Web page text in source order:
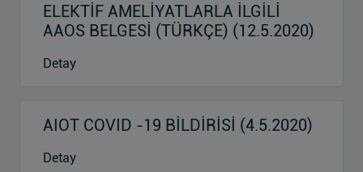
ELEKTİF AMELİYATLARLA İLGİLİ
AAOS BELGESİ (TÜRKÇE) (12.5.2020)
Detay
AIOT COVID -19 BİLDİRİSİ (4.5.2020)
Detay